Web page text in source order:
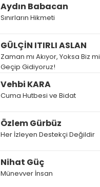
Aydın Babacan
Sınırların Hikmeti
GÜLÇİN ITIRLI ASLAN
Zaman mı Akıyor, Yoksa Biz mi
Geçip Gidiyoruz!
Vehbi KARA
Cuma Hutbesi ve Bidat
Özlem Gürbüz
Her İzleyen Destekçi Değildir
Nihat Güç
Münevver İnsan